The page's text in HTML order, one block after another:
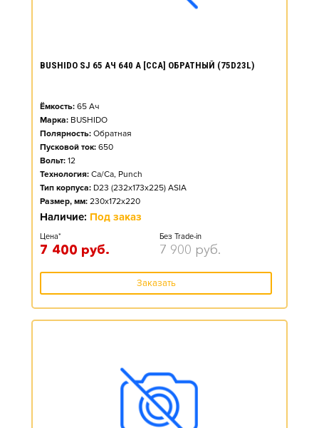
BUSHIDO SJ 65 АЧ 640 А [CCA] ОБРАТНЫЙ (75D23L)
Ёмкость: 65 Ач
Марка: BUSHIDO
Полярность: Обратная
Пусковой ток: 650
Вольт: 12
Технология: Ca/Ca, Punch
Тип корпуса: D23 (232x173x225) ASIA
Размер, мм: 230x172x220
Наличие: Под заказ
Цена*
7 400 руб.
Без Trade-in
7 900 руб.
Заказать